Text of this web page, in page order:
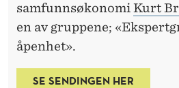
samfunnsøkonomi Kurt
en av gruppene;
åpenhet».
SE SENDINGEN HER